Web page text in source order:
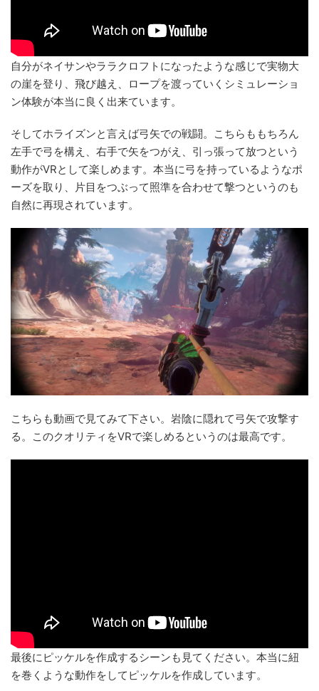
自分がネイサンやララクロフトになったような感じで実物大
の崖を登り、飛び越え、ロープを渡っていくシミュレーショ
ン体験が本当に良く出来ています。
そしてホライズンと言えば弓矢での戦闘。こちらももちろん
左手で弓を構え、右手で矢をつがえ、引っ張って放つという
動作がVRとして楽しめます。本当に弓を持っているようなポ
ーズを取り、片目をつぶって照準を合わせて撃つというのも
自然に再現されています。
こちらも動画で見てみて下さい。岩陰に隠れて弓矢で攻撃す
る。このクオリティをVRで楽しめるというのは最高です。
最後にピッケルを作成するシーンも見てください。本当に紐
を巻くような動作をしてピッケルを作成しています。